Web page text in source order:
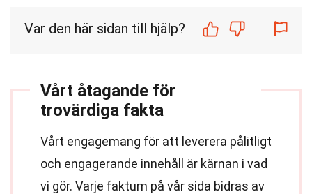
Var den här sidan till hjälp?
Vårt åtagande för
trovärdiga fakta
Vårt engagemang för att leverera pålitligt
och engagerande innehåll är kärnan i vad
vi gör. Varje faktum på vår sida bidras av